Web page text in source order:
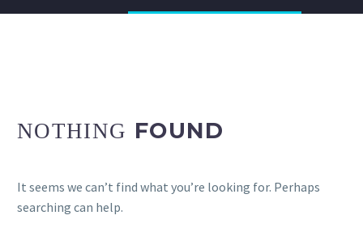
NOTHING FOUND
It seems we can’t find what you’re looking for. Perhaps
searching can help.